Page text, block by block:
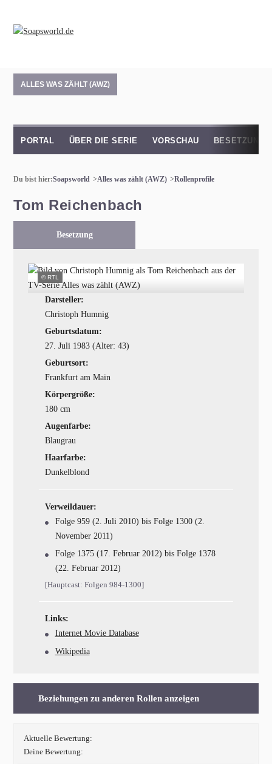
ALLES WAS ZÄHLT (AWZ)
PORTAL ÜBER DIE SERIE VORSCHAU BESETZUNG
Du bist hier:Soapsworld Alles was zählt (AWZ) Rollenprofile
Tom Reichenbach
Besetzung
© RTL
Darsteller:
Christoph Humnig
Geburtsdatum:
27. Juli 1983 (Alter: 43)
Geburtsort:
Frankfurt am Main
Körpergröße:
180 cm
Augenfarbe:
Blaugrau
Haarfarbe:
Dunkelblond
Verweildauer:
Folge 959 (2. Juli 2010) bis Folge 1300 (2.
November 2011)
Folge 1375 (17. Februar 2012) bis Folge 1378
(22. Februar 2012)
[Hauptcast: Folgen 984-1300]
Links:
Internet Movie Database
Wikipedia
Beziehungen zu anderen Rollen anzeigen
Aktuelle Bewertung:
Deine Bewertung: